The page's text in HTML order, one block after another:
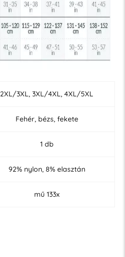
2XL/3XL, 3XL/4XL, 4XL/5XL
Fehér, bézs, fekete
1 db
92% nylon, 8% elasztán
mű 133x